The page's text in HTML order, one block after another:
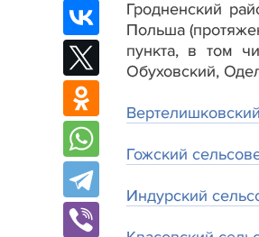
Гродненский
Польша
пункта, в том
Обуховский,
Гожский
Индурский